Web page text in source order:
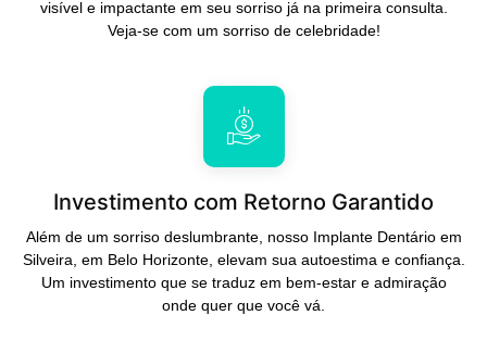
visível e impactante em seu sorriso já na primeira consulta.
Veja-se com um sorriso de celebridade!
Investimento com Retorno Garantido
Além de um sorriso deslumbrante, nosso Implante Dentário em
Silveira, em Belo Horizonte, elevam sua autoestima e confiança.
Um investimento que se traduz em bem-estar e admiração
onde quer que você vá.